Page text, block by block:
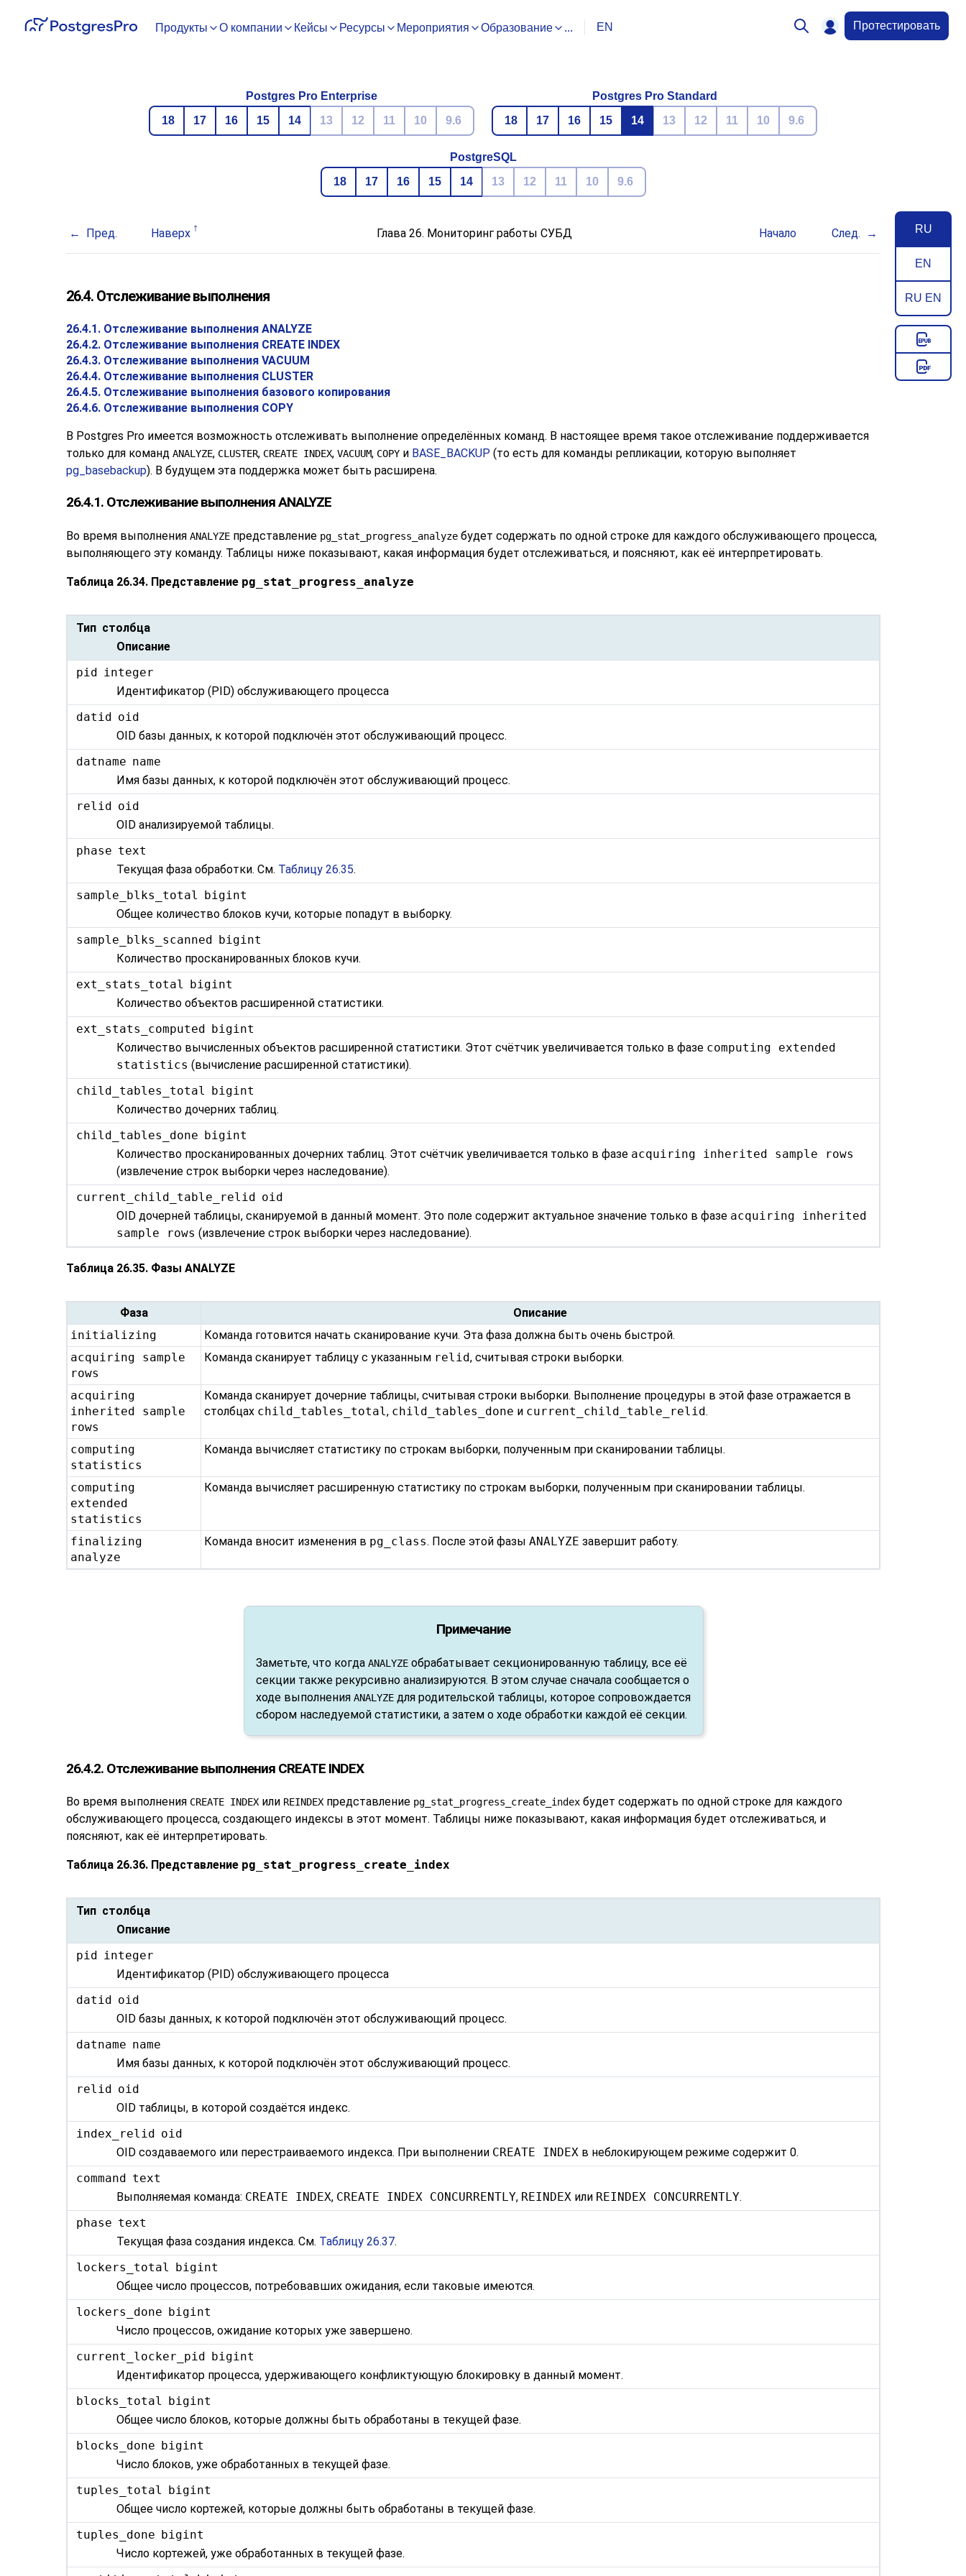
Продукты О компании Кейсы Ресурсы Мероприятия Образование ... EN Протестировать
Postgres Pro Enterprise
18
17 16 15 14 13 12 11 10 9.6
Postgres Pro Standard
18
17 16 15 14 13 12 11 10 9.6
PostgreSQL
18
17 16 15 14 13 12 11 10 9.6
RU
EN
RU EN
Пред. Наверх Глава 26. Мониторинг работы СУБД Начало След.
26.4. Отслеживание выполнения
26.4.1. Отслеживание выполнения ANALYZE
26.4.2. Отслеживание выполнения CREATE INDEX
26.4.3. Отслеживание выполнения VACUUM
26.4.4. Отслеживание выполнения CLUSTER
26.4.5. Отслеживание выполнения базового копирования
26.4.6. Отслеживание выполнения COPY
В Postgres Pro имеется возможность отслеживать выполнение определённых команд. В настоящее время такое отслеживание поддерживается
только для команд ANALYZE, CLUSTER, CREATE INDEX, VACUUM, COPY и BASE_BACKUP (то есть для команды репликации, которую выполняет
pg_basebackup). В будущем эта поддержка может быть расширена.
26.4.1. Отслеживание выполнения ANALYZE
Во время выполнения ANALYZE представление pg_stat_progress_analyze будет содержать по одной строке для каждого обслуживающего процесса,
выполняющего эту команду. Таблицы ниже показывают, какая информация будет отслеживаться, и поясняют, как её интерпретировать.
Таблица 26.34. Представление pg_stat_progress_analyze
Тип столбца
Описание
pid integer
Идентификатор (PID) обслуживающего процесса
datid oid
OID базы данных, к которой подключён этот обслуживающий процесс.
datname name
Имя базы данных, к которой подключён этот обслуживающий процесс.
relid oid
OID анализируемой таблицы.
phase text
Текущая фаза обработки. См. Таблицу 26.35.
sample_blks_total bigint
Общее количество блоков кучи, которые попадут в выборку.
sample_blks_scanned bigint
Количество просканированных блоков кучи.
ext_stats_total bigint
Количество объектов расширенной статистики.
ext_stats_computed bigint
Количество вычисленных объектов расширенной статистики. Этот счётчик увеличивается только в фазе computing extended
statistics (вычисление расширенной статистики).
child_tables_total bigint
Количество дочерних таблиц.
child_tables_done bigint
Количество просканированных дочерних таблиц. Этот счётчик увеличивается только в фазе acquiring inherited sample rows
(извлечение строк выборки через наследование).
current_child_table_relid oid
OID дочерней таблицы, сканируемой в данный момент. Это поле содержит актуальное значение только в фазе acquiring inherited
sample rows (извлечение строк выборки через наследование).
Таблица 26.35. Фазы ANALYZE
Фаза
Описание
initializing
Команда готовится начать сканирование кучи. Эта фаза должна быть очень быстрой.
acquiring sample
rows
Команда сканирует таблицу с указанным relid, считывая строки выборки.
acquiring
inherited sample
rows
Команда сканирует дочерние таблицы, считывая строки выборки. Выполнение процедуры в этой фазе отражается в
столбцах child_tables_total, child_tables_done и current_child_table_relid.
computing
statistics
Команда вычисляет статистику по строкам выборки, полученным при сканировании таблицы.
computing
extended
statistics
Команда вычисляет расширенную статистику по строкам выборки, полученным при сканировании таблицы.
finalizing
analyze
Команда вносит изменения в pg_class. После этой фазыANALYZE завершит работу.
Примечание
Заметьте, что когда ANALYZEобрабатывает секционированную таблицу, все её
секции также рекурсивно анализируются. В этом случае сначала сообщается о
ходе выполнения ANALYZEдля родительской таблицы, которое сопровождается
сбором наследуемой статистики, а затем о ходе обработки каждой её секции.
26.4.2. Отслеживание выполнения CREATE INDEX
Во время выполнения CREATE INDEX или REINDEX представление pg_stat_progress_create_index будет содержать по одной строке для каждого
обслуживающего процесса, создающего индексы в этот момент. Таблицы ниже показывают, какая информация будет отслеживаться, и
поясняют, как её интерпретировать.
Таблица 26.36. Представление pg_stat_progress_create_index
Тип столбца
Описание
pid
integer
Идентификатор (PID) обслуживающего процесса
datid
oid
OID базы данных, к которой подключён этот обслуживающий процесс.
datname name
Имя базы данных, к которой подключён этот обслуживающий процесс.
relid
oid
OID таблицы, в которой создаётся индекс.
index_relid
oid
OID создаваемого или перестраиваемого индекса. При выполнении CREATE INDEX в неблокирующем режиме содержит 0.
command
text
Выполняемая команда: CREATE INDEX, CREATE INDEX CONCURRENTLY, REINDEX или REINDEX CONCURRENTLY.
phase text
Текущая фаза создания индекса. См. Таблицу 26.37.
lockers_total
bigint
Общее число процессов, потребовавших ожидания, если таковые имеются.
lockers_done
bigint
Число процессов, ожидание которых уже завершено.
current_locker_pid
bigint
Идентификатор процесса, удерживающего конфликтующую блокировку в данный момент.
blocks_total
bigint
Общее число блоков, которые должны быть обработаны в текущей фазе.
blocks_done
bigint
Число блоков, уже обработанных в текущей фазе.
tuples_total
bigint
Общее число кортежей, которые должны быть обработаны в текущей фазе.
tuples_done
bigint
Число кортежей, уже обработанных в текущей фазе.